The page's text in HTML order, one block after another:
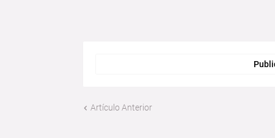
Artículo Anterior